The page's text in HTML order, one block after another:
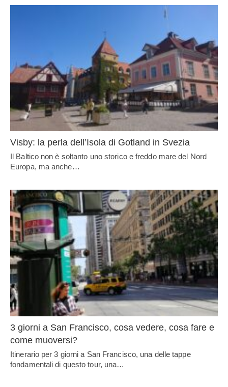
Visby: la perla dell’Isola di Gotland in Svezia
Il Baltico non è soltanto uno storico e freddo mare del Nord
Europa, ma anche…
3 giorni a San Francisco, cosa vedere, cosa fare e
come muoversi?
Itinerario per 3 giorni a San Francisco, una delle tappe
fondamentali di questo tour, una…